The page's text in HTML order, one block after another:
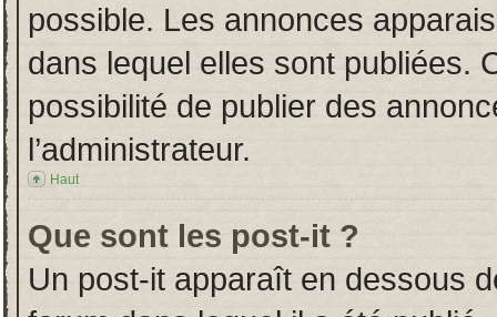
possible. Les annonces
dans lequel elles sont publiées.
possibilité de publier des
l’administrateur.
Haut
Que sont les post-it ?
Un post-it apparaît en dessous